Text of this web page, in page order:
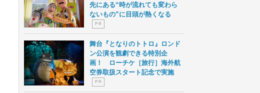
先にある“時が流れても変わら
ないもの”に目頭が熱くなる
P R
舞台『となりのトトロ』ロンド
ン公演を観劇できる特別企
画！ ローチケ［旅行］海外航
空券取扱スタート記念で実施
P R